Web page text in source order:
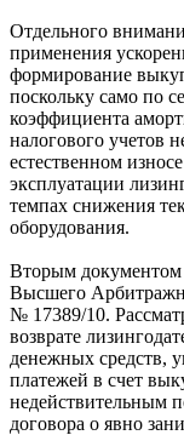
Отдельного
применения
формирование
поскольку само по
коэффициента
налогового учетов
естественном
эксплуатации
темпах снижения
оборудования.
Вторым документом
Высшего
№ 17389/10.
возврате
денежных средств,
платежей в счет
недействительным
договора о явно